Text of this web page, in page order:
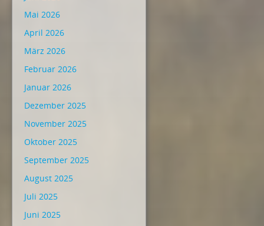
Mai 2026
April 2026
März 2026
Februar 2026
Januar 2026
Dezember 2025
November 2025
Oktober 2025
September 2025
August 2025
Juli 2025
Juni 2025